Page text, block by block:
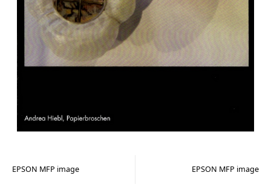
EPSON MFP image EPSON MFP image